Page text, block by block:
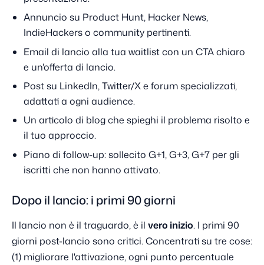
Annuncio su Product Hunt, Hacker News,
IndieHackers o community pertinenti.
Email di lancio alla tua waitlist con un CTA chiaro
e un'offerta di lancio.
Post su LinkedIn, Twitter/X e forum specializzati,
adattati a ogni audience.
Un articolo di blog che spieghi il problema risolto e
il tuo approccio.
Piano di follow-up: sollecito G+1, G+3, G+7 per gli
iscritti che non hanno attivato.
Dopo il lancio: i primi 90 giorni
Il lancio non è il traguardo, è il vero inizio. I primi 90
giorni post-lancio sono critici. Concentrati su tre cose:
(1) migliorare l'attivazione, ogni punto percentuale